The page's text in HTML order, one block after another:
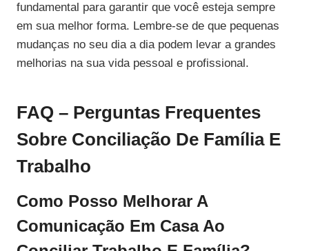
fundamental para garantir que você esteja sempre
em sua melhor forma. Lembre-se de que pequenas
mudanças no seu dia a dia podem levar a grandes
melhorias na sua vida pessoal e profissional.
FAQ – Perguntas Frequentes
Sobre Conciliação De Família E
Trabalho
Como Posso Melhorar A
Comunicação Em Casa Ao